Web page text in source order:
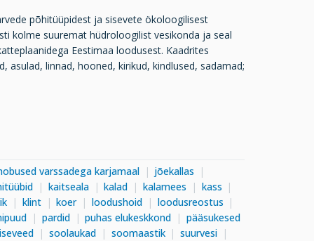
põhitüüpidest ja sisevete ökoloogilisest
kolme suuremat hüdroloogilist vesikonda ja seal
Eestimaa loodusest. Kaadrites
asulad, linnad, hooned, kirikud, kindlused, sadamad;
varssadega karjamaal
jõekallas
kaitseala kalad kalamees
kass
klint koer loodushoid
loodusreostus
pardid puhas elukeskkond
pääsukesed
soolaukad soomaastik
suurvesi